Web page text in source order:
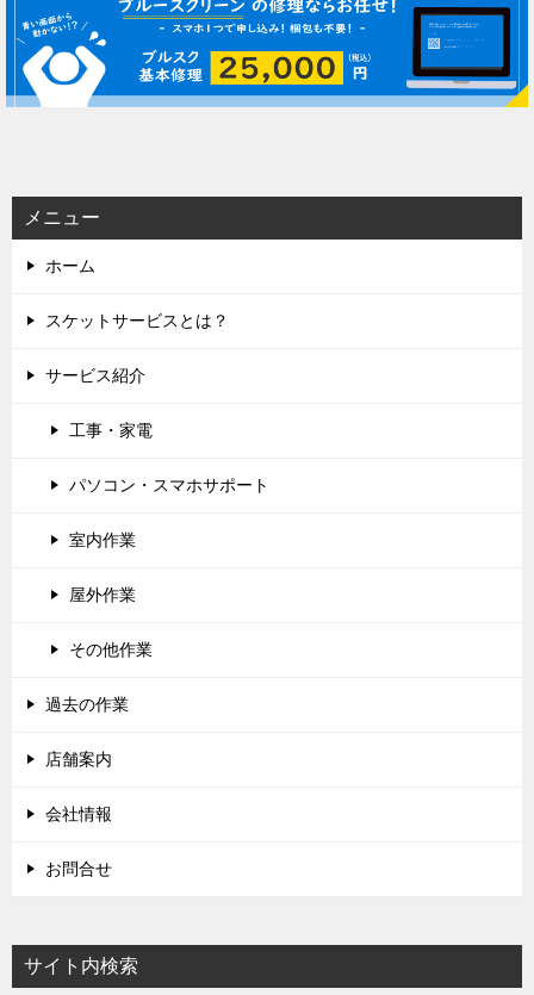
ビ
ゲ
ー
ンメニュー
ホーム
スケットサービスとは？
サービス紹介
工事・家電
パソコン・スマホサポート
室内作業
屋外作業
その他作業
過去の作業
店舗案内
会社情報
お問合せ
サイト内検索